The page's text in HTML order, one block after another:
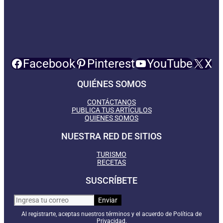
Facebook Pinterest YouTube X
QUIÉNES SOMOS
CONTÁCTANOS
PUBLICA TUS ARTÍCULOS
QUIENES SOMOS
NUESTRA RED DE SITIOS
TURISMO
RECETAS
SUSCRÍBETE
Al registrarte, aceptas nuestros términos y el acuerdo de Política de
Privacidad.